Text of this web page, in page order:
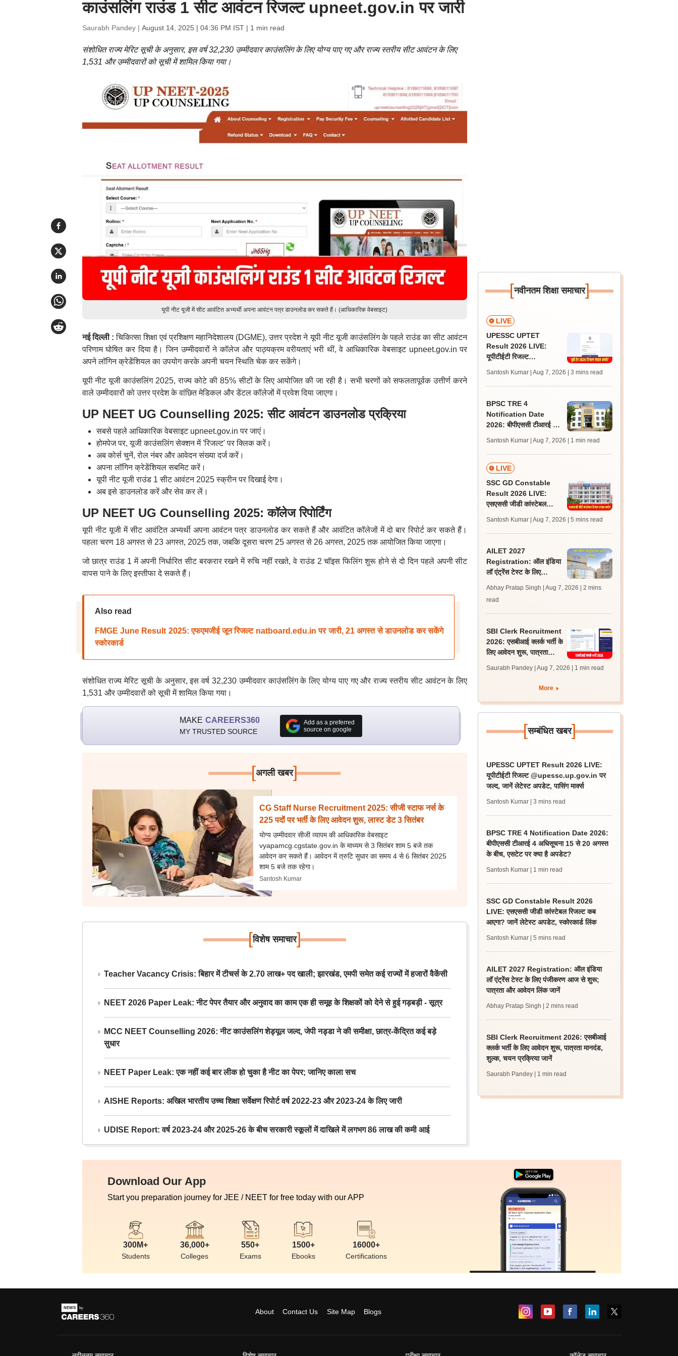
काउंसलिंग राउंड 1 सीट आवंटन रिजल्ट upneet.gov.in पर जारी
Saurabh Pandey | August 14, 2025 | 04:36 PM IST| 1 min read
संशोधित राज्य मेरिट सूची के अनुसार, इस वर्ष 32,230 उम्मीदवार काउंसलिंग के लिए योग्य पाए गए और राज्य स्तरीय सीट आवंटन के लिए
1,531 और उम्मीदवारों को सूची में शामिल किया गया।
यूपी नीट यूजी में सीट आवंटित अभ्यर्थी अपना आवंटन पत्र डाउनलोड कर सकते हैं। (आधिकारिक वेबसाइट)
नई दिल्ली : चिकित्सा शिक्षा एवं प्रशिक्षण महानिदेशालय (DGME), उत्तर प्रदेश ने यूपी नीट यूजी काउंसलिंग के पहले राउंड का सीट आवंटन
परिणाम घोषित कर दिया है। जिन उम्मीदवारों ने कॉलेज और पाठ्यक्रम वरीयताएं भरी थीं, वे आधिकारिक वेबसाइट upneet.gov.in पर
अपने लॉगिन क्रेडेंशियल का उपयोग करके अपनी चयन स्थिति चेक कर सकेंगे।
यूपी नीट यूजी काउंसलिंग 2025, राज्य कोटे की 85% सीटों के लिए आयोजित की जा रही है। सभी चरणों को सफलतापूर्वक उत्तीर्ण करने
वाले उम्मीदवारों को उत्तर प्रदेश के वांछित मेडिकल और डेंटल कॉलेजों में प्रवेश दिया जाएगा।
UP NEET UG Counselling 2025: सीट आवंटन डाउनलोड प्रक्रिया
सबसे पहले आधिकारिक वेबसाइट upneet.gov.in पर जाएं।
होमपेज पर, यूजी काउंसलिंग सेक्शन में 'रिजल्ट' पर क्लिक करें।
अब कोर्स चुनें, रोल नंबर और आवेदन संख्या दर्ज करें।
अपना लॉगिन क्रेडेंशियल सबमिट करें।
यूपी नीट यूजी राउंड 1 सीट आवंटन 2025 स्क्रीन पर दिखाई देगा।
अब इसे डाउनलोड करें और सेव कर लें।
UP NEET UG Counselling 2025: कॉलेज रिपोर्टिंग
यूपी नीट यूजी में सीट आवंटित अभ्यर्थी अपना आवंटन पत्र डाउनलोड कर सकते हैं और आवंटित कॉलेजों में दो बार रिपोर्ट कर सकते हैं।
पहला चरण 18 अगस्त से 23 अगस्त, 2025 तक, जबकि दूसरा चरण 25 अगस्त से 26 अगस्त, 2025 तक आयोजित किया जाएगा।
जो छात्र राउंड 1 में अपनी निर्धारित सीट बरकरार रखने में रुचि नहीं रखते, वे राउंड 2 चॉइस फिलिंग शुरू होने से दो दिन पहले अपनी सीट
वापस पाने के लिए इस्तीफा दे सकते हैं।
Also read
FMGE June Result 2025: एफएमजीई जून रिजल्ट natboard.edu.in पर जारी, 21 अगस्त से डाउनलोड कर सकेंगे
स्कोरकार्ड
संशोधित राज्य मेरिट सूची के अनुसार, इस वर्ष 32,230 उम्मीदवार काउंसलिंग के लिए योग्य पाए गए और राज्य स्तरीय सीट आवंटन के लिए
1,531 और उम्मीदवारों को सूची में शामिल किया गया।
MAKE CAREERS360
MY TRUSTED SOURCE
Add as a preferred
source on google
[अगली खबर]
CG Staff Nurse Recruitment 2025: सीजी स्टाफ नर्स के
225 पदों पर भर्ती के लिए आवेदन शुरू, लास्ट डेट 3 सितंबर
योग्य उम्मीदवार सीजी व्यापम की आधिकारिक वेबसाइट
vyapamcg.cgstate.gov.in के माध्यम से 3 सितंबर शाम 5 बजे तक
आवेदन कर सकते हैं। आवेदन में त्रुटि सुधार का समय 4 से 6 सितंबर 2025
शाम 5 बजे तक रहेगा।
Santosh Kumar
[विशेष समाचार]
Teacher Vacancy Crisis: बिहार में टीचर्स के 2.70 लाख+ पद खाली; झारखंड, एमपी समेत कई राज्यों में हजारों वैकेंसी
NEET 2026 Paper Leak: नीट पेपर तैयार और अनुवाद का काम एक ही समूह के शिक्षकों को देने से हुई गड़बड़ी - सूत्र
MCC NEET Counselling 2026: नीट काउंसलिंग शेड्यूल जल्द, जेपी नड्डा ने की समीक्षा, छात्र-केंद्रित कई बड़े
सुधार
NEET Paper Leak: एक नहीं कई बार लीक हो चुका है नीट का पेपर; जानिए काला सच
AISHE Reports: अखिल भारतीय उच्च शिक्षा सर्वेक्षण रिपोर्ट वर्ष 2022-23 और 2023-24 के लिए जारी
UDISE Report: वर्ष 2023-24 और 2025-26 के बीच सरकारी स्कूलों में दाखिले में लगभग 86 लाख की कमी आई
[नवीनतम शिक्षा समाचार]
LIVE
UPESSC UPTET
Result 2026 LIVE:
यूपीटीईटी रिजल्ट
जल्द, जानें लेटेस्ट अपडेट,
पासिंग मार्क्स
Santosh Kumar | Aug 7, 2026 | 3 mins read
BPSC TRE 4
Notification Date
2026: बीपीएससी टीआरई 4
के बीच, एसटेट पर क्या है
अपडेट?
Santosh Kumar | Aug 7, 2026 | 1 min read
LIVE
SSC GD Constable
Result 2026 LIVE:
एसएससी जीडी कांस्टेबल
लेटेस्ट अपडेट, स्कोरकार्ड लिंक
Santosh Kumar | Aug 7, 2026 | 5 mins read
AILET 2027
Registration: ऑल इंडिया
लॉ एंट्रेंस टेस्ट के लिए
और आवेदन लिंक जानें
Abhay Pratap Singh | Aug 7, 2026
| 2 mins
read
SBI Clerk Recruitment
2026: एसबीआई क्लर्क भर्ती के
लिए आवेदन शुरू, पात्रता
Saurabh Pandey | Aug 7, 2026 | 1 min read
More
[सम्बंधित खबर]
UPESSC UPTET Result 2026 LIVE:
यूपीटीईटी रिजल्ट @upessc.up.gov.in पर
जल्द, जानें लेटेस्ट अपडेट, पासिंग मार्क्स
Santosh Kumar | 3 mins read
BPSC TRE 4 Notification Date 2026:
बीपीएससी टीआरई 4 अधिसूचना 15 से 20 अगस्त
के बीच, एसटेट पर क्या है अपडेट?
Santosh Kumar | 1 min read
SSC GD Constable Result 2026
LIVE: एसएससी जीडी कांस्टेबल रिजल्ट कब
आएगा? जानें लेटेस्ट अपडेट, स्कोरकार्ड लिंक
Santosh Kumar | 5 mins read
AILET 2027 Registration: ऑल इंडिया
लॉ एंट्रेंस टेस्ट के लिए पंजीकरण आज से शुरू;
पात्रता और आवेदन लिंक जानें
Abhay Pratap Singh | 2 mins read
SBI Clerk Recruitment 2026: एसबीआई
क्लर्क भर्ती के लिए आवेदन शुरू, पात्रता मानदंड,
शुल्क, चयन प्रक्रिया जानें
Saurabh Pandey | 1 min read
Download Our App
Start you preparation journey for JEE / NEET for free today with our APP
300M+
Students
36,000+
Colleges
550+
Exams
1500+
Ebooks
16000+
Certifications
About Contact Us Site Map Blogs